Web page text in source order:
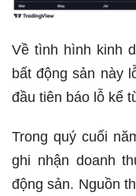
Về tình hình kinh
bất động sản này
đầu tiên báo lỗ kể
Trong quý cuối
ghi nhận doanh
động sản. Nguồn